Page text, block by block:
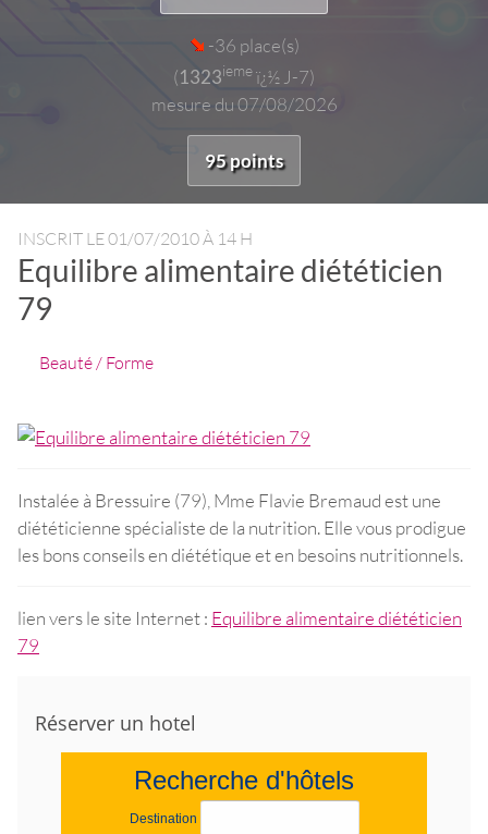
-36 place(s)
(1323iemeï¿½ J-7)
mesure du 07/08/2026
95 points
INSCRIT LE01/07/2010 À 14 H
Equilibre alimentaire diététicien
79
Beauté / Forme
Instalée à Bressuire (79), Mme Flavie Bremaud est une
diététicienne spécialiste de la nutrition. Elle vous prodigue
les bons conseils en diététique et en besoins nutritionnels.
lien vers le site Internet : Equilibre alimentaire diététicien
79
Réserver un hotel
Recherche d'hôtels
Destination